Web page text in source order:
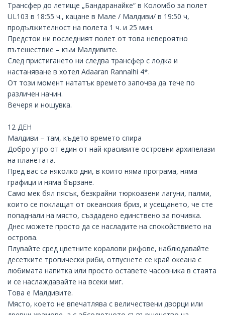
Трансфер до летище „Бандаранайке“ в Коломбо за полет
UL103 в 18:55 ч., кацане в Мале / Малдиви/ в 19:50 ч,
продължителност на полета 1 ч. и 25 мин.
Предстои ни последният полет от това невероятно
пътешествие – към Малдивите.
След пристигането ни следва трансфер с лодка и
настаняване в хотел Adaaran Rannalhi 4*.
От този момент нататък времето започва да тече по
различен начин.
Вечеря и нощувка.
12 ДЕН
Малдиви – там, където времето спира
Добро утро от един от най-красивите островни архипелази
на планетата.
Пред вас са няколко дни, в които няма програма, няма
графици и няма бързане.
Само мек бял пясък, безкрайни тюркоазени лагуни, палми,
които се поклащат от океанския бриз, и усещането, че сте
попаднали на място, създадено единствено за почивка.
Днес можете просто да се насладите на спокойствието на
острова.
Плувайте сред цветните коралови рифове, наблюдавайте
десетките тропически риби, отпуснете се край океана с
любимата напитка или просто оставете часовника в стаята
и се наслаждавайте на всеки миг.
Това е Малдивите.
Място, което не впечатлява с величествени дворци или